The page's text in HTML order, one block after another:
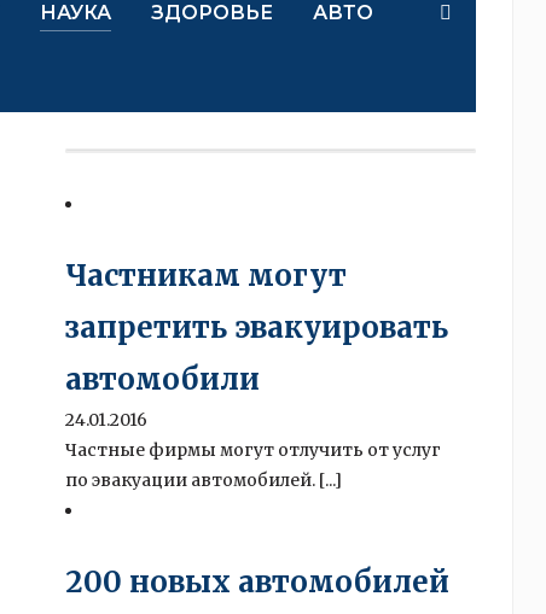
НАУКА ЗДОРОВЬЕ АВТО
Частникам могут
запретить эвакуировать
автомобили
24.01.2016
Частные фирмы могут отлучить от услуг
по эвакуации автомобилей. [...]
200 новых автомобилей